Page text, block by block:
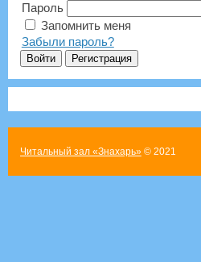
Пароль
Запомнить меня
Забыли пароль?
Читальный зал «Знахарь»© 2021